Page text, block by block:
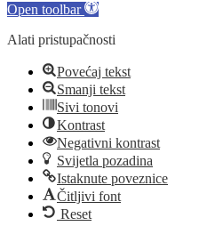
Open toolbar
Alati pristupačnosti
Povećaj tekst
Smanji tekst
Sivi tonovi
Kontrast
Negativni kontrast
Svijetla pozadina
Istaknute poveznice
Čitljivi font
Reset